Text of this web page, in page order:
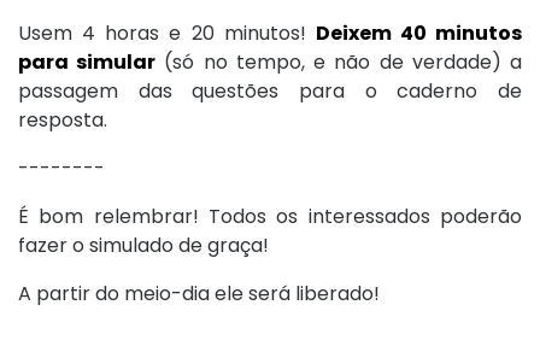
Usem 4 horas e 20 minutos! Deixem 40 minutos
para simular (só no tempo, e não de verdade) a
passagem das questões para o caderno de
resposta.
--------
É bom relembrar! Todos os interessados poderão
fazer o simulado de graça!
A partir do meio-dia ele será liberado!